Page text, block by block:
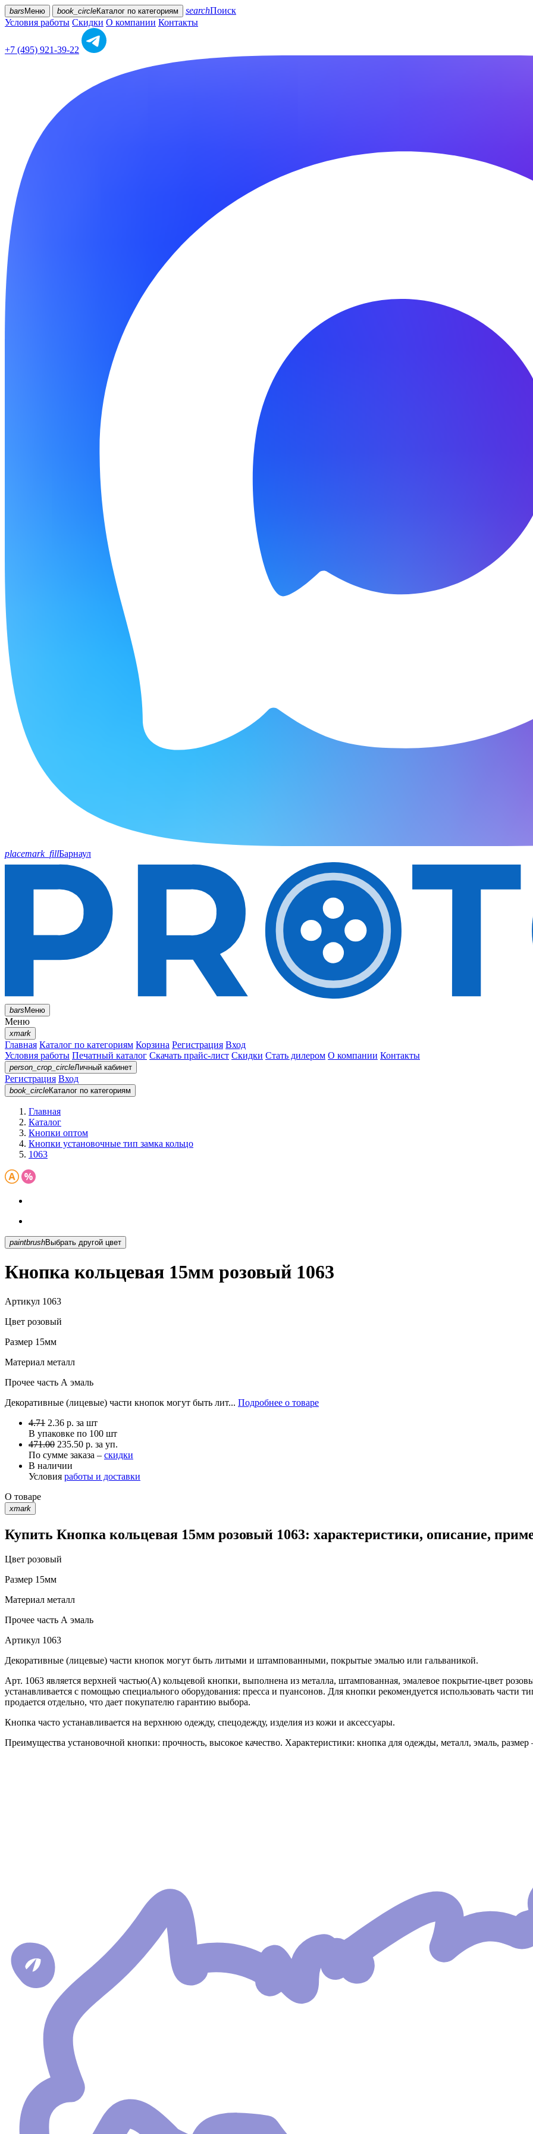
bars Меню book_circleКаталог по категориям searchПоиск
Условия работы Скидки О компании Контакты
+7 (495) 921-39-22
placemark_fillБарнаул
barsМеню
Меню
xmark
Главная Каталог по категориям Корзина Регистрация Вход
Условия работы Печатный каталог Скачать прайс-лист Скидки Стать дилером О компании Контакты
person_crop_circleЛичный кабинет
Регистрация Вход
book_circleКаталог по категориям
Главная
Каталог
Кнопки оптом
Кнопки установочные тип замка кольцо
1063
paintbrush Выбрать другой цвет
Кнопка кольцевая 15мм розовый 1063
Артикул 1063
Цвет розовый
Размер 15мм
Материал металл
Прочее часть А эмаль
Декоративные (лицевые) части кнопок могут быть лит... Подробнее о товаре
4.71 2.36 р. за шт
В упаковке по 100 шт
471.00 235.50 р. за уп.
По сумме заказа – скидки
В наличии
Условия работы и доставки
О товаре
xmark
Купить Кнопка кольцевая 15мм розовый 1063: характеристики, описание,
Цвет розовый
Размер 15мм
Материал металл
Прочее часть А эмаль
Артикул 1063
Декоративные (лицевые) части кнопок могут быть литыми и штампованными, покрытые эмалью или гальваникой.
Арт. 1063 является верхней частью(А) кольцевой кнопки, выполнена из металла, штампованная, эмалевое покрытие-цвет
устанавливается с помощью специального оборудования: пресса и пуансонов. Для кнопки рекомендуется использовать части
продается отдельно, что дает покупателю гарантию выбора.
Кнопка часто устанавливается на верхнюю одежду, спецодежду, изделия из кожи и аксессуары.
Преимущества установочной кнопки: прочность, высокое качество. Характеристики: кнопка для одежды, металл, эмаль,